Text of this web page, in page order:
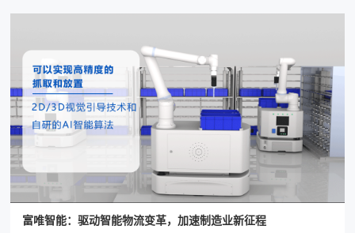
富唯智能：驱动智能物流变革，加速制造业新征程